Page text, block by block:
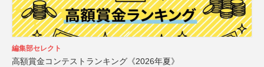
編集部セレクト
高額賞金コンテストランキング《2026年夏》